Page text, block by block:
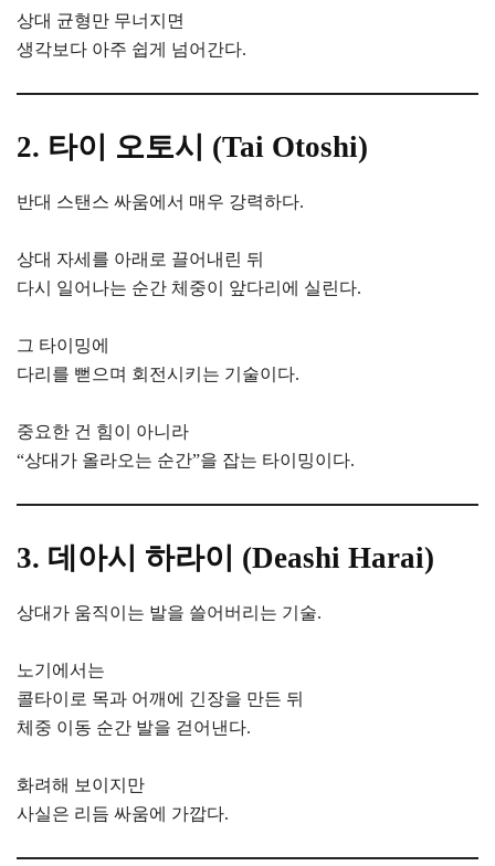
상대 균형만 무너지면
생각보다 아주 쉽게 넘어간다.
2. 타이 오토시 (Tai Otoshi)
반대 스탠스 싸움에서 매우 강력하다.
상대 자세를 아래로 끌어내린 뒤
다시 일어나는 순간 체중이 앞다리에 실린다.
그 타이밍에
다리를 뻗으며 회전시키는 기술이다.
중요한 건 힘이 아니라
“상대가 올라오는 순간”을 잡는 타이밍이다.
3. 데아시 하라이 (Deashi Harai)
상대가 움직이는 발을 쓸어버리는 기술.
노기에서는
콜타이로 목과 어깨에 긴장을 만든 뒤
체중 이동 순간 발을 걷어낸다.
화려해 보이지만
사실은 리듬 싸움에 가깝다.